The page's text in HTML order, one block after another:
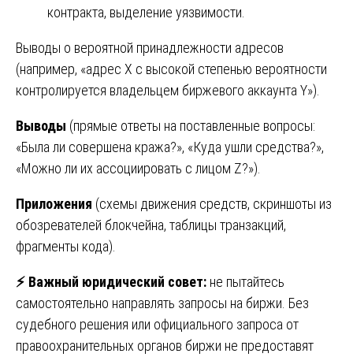
контракта, выделение уязвимости.
Выводы о вероятной принадлежности адресов
(например, «адрес Х с высокой степенью вероятности
контролируется владельцем биржевого аккаунта Y»).
Выводы (прямые ответы на поставленные вопросы:
«Была ли совершена кража?», «Куда ушли средства?»,
«Можно ли их ассоциировать с лицом Z?»).
Приложения (схемы движения средств, скриншоты из
обозревателей блокчейна, таблицы транзакций,
фрагменты кода).
⚡ Важный юридический совет: не пытайтесь
самостоятельно направлять запросы на биржи. Без
судебного решения или официального запроса от
правоохранительных органов биржи не предоставят